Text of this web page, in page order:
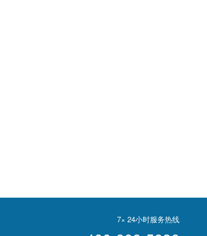
7× 24小时服务热线